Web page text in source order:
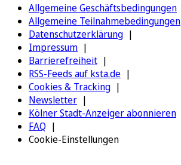
Allgemeine Geschäftsbedingungen
Allgemeine Teilnahmebedingungen
Datenschutzerklärung
Impressum
Barrierefreiheit
RSS-Feeds auf ksta.de
Cookies & Tracking
Newsletter
Kölner Stadt-Anzeiger abonnieren
FAQ
Cookie-Einstellungen